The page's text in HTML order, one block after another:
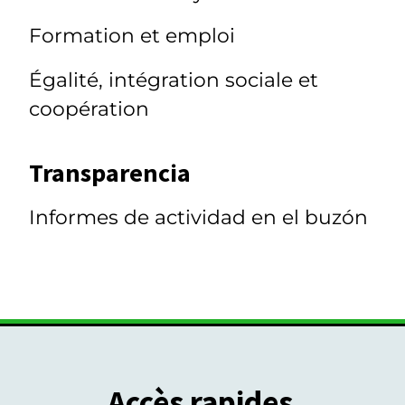
Formation et emploi
Égalité, intégration sociale et
coopération
Transparencia
Informes de actividad en el buzón